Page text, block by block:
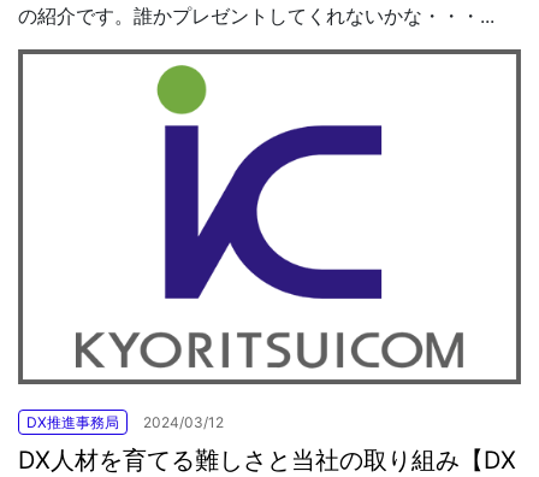
の紹介です。誰かプレゼントしてくれないかな・・・...
DX推進事務局 2024/03/12
DX人材を育てる難しさと当社の取り組み【DX